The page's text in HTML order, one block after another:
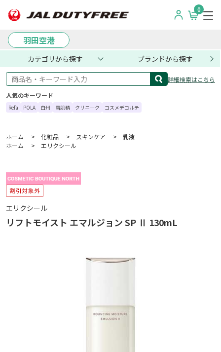
0
羽田空港
カテゴリから探す ブランドから探す
商品名・キーワード入力
詳細検索はこちら
人気のキーワード
Refa POLA 白州 雪肌精 クリニ―ク コスメデコルテ
ホーム > 化粧品 > スキンケア >
乳液
ホーム
> エリクシール
エリクシール
リフトモイスト エマルジョン SP Ⅱ 130mL